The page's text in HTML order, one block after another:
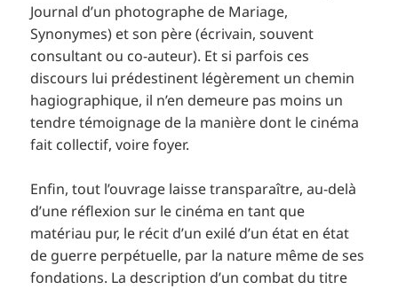
Journal d’un photographe de Mariage,
Synonymes) et son père (écrivain, souvent
consultant ou co-auteur). Et si parfois ces
discours lui prédestinent légèrement un chemin
hagiographique, il n’en demeure pas moins un
tendre témoignage de la manière dont le cinéma
fait collectif, voire foyer.
Enfin, tout l’ouvrage laisse transparaître, au-delà
d’une réflexion sur le cinéma en tant que
matériau pur, le récit d’un exilé d’un état en état
de guerre perpétuelle, par la nature même de ses
fondations. La description d’un combat du titre